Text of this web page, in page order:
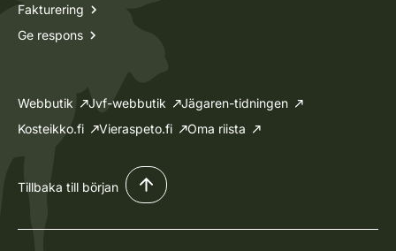
Fakturering
Ge respons
Webbutik Jvf-webbutik
Jägaren-tidningen
Kosteikko.fi
Vieraspeto.fi Oma riista
Tillbaka till början